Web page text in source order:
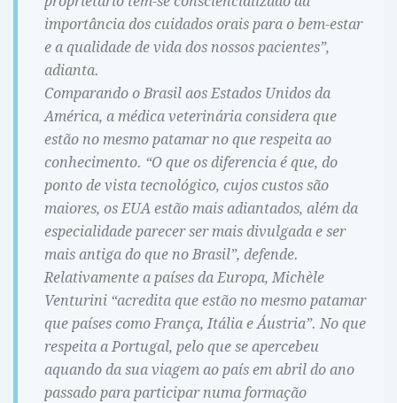
importância dos cuidados orais para o bem-estar
e a qualidade de vida dos nossos pacientes”,
adianta.
Comparando o Brasil aos Estados Unidos da
América, a médica veterinária considera que
estão no mesmo patamar no que respeita ao
conhecimento. “O que os diferencia é que, do
ponto de vista tecnológico, cujos custos são
maiores, os EUA estão mais adiantados, além da
especialidade parecer ser mais divulgada e ser
mais antiga do que no Brasil”, defende.
Relativamente a países da Europa, Michèle
Venturini “acredita que estão no mesmo patamar
que países como França, Itália e Áustria”. No que
respeita a Portugal, pelo que se apercebeu
aquando da sua viagem ao país em abril do ano
passado para participar numa formação